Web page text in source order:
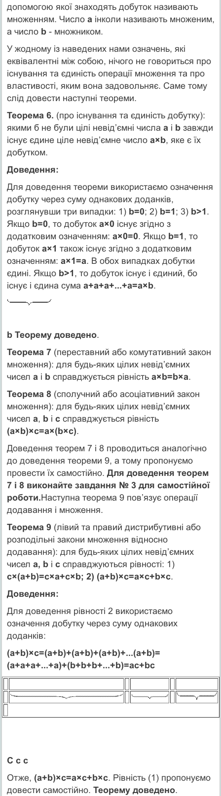
допомогою якої знаходять добуток називають
множенням. Число а інколи називають множеним,
а число b- множником.
У жодному із наведених нами означень, які
еквівалентні між собою, нічого не говориться про
існування та єдиність операції множення та про
властивості, яким вона задовольняє. Саме тому
слід довести наступні теореми.
Теорема 6. (про існування та єдиність добутку):
якими б не були цілі невід’ємні числа a і bзавжди
існує єдине ціле невід’ємне число a×b, яке є їх
добутком.
Доведення:
Для доведення теореми використаємо означення
добутку через суму однакових доданків,
розглянувши три випадки: 1) b=0; 2) b=1 ; 3) b>1 .
Якщо b=0, то добуток а×0 існує згідно з
додатковим означенням: а×0=0. Якщо b=1 , то
добуток а×1 також існує згідно з додатковим
означенням: а×1=а. В обох випадках добутки
єдині. Якщо b>1 , то добуток існує і єдиний, бо
існує і єдина сума а+а+а+...+а=а×b.
b Теорему доведено.
Теорема 7(переставний або комутативний закон
множення): для будь-яких цілих невід’ємних
чисел а і bсправджується рівність а×b=b×а.
Теорема 8(сполучний або асоціативний закон
множення): для будь-яких цілих невід’ємних
чисел а, bі ссправджується рівність
(а×b)×с=а×(b×с).
Доведення теорем 7 і 8 проводиться аналогічно
до доведення теореми 9, а тому пропонуємо
провести їх самостійно. Для доведення теорем
7 і 8 виконайте завдання № 3 для самостійної
роботи.Наступна теорема 9 пов’язує операції
додавання і множення.
Теорема 9(лівий та правий дистрибутивні або
розподільні закони множення відносно
додавання): для будь-яких цілих невід’ємних
чисел а, bі ссправджуються рівності: 1)
с×(а+b)=с×а+с×b; 2) (а+b)×с=а×с+b×с.
Доведення:
Для доведення рівності 2 використаємо
означення добутку через суму однакових
доданків:
(а+b)×с=(а+b)+(а+b)+(а+b)+...(а+b)=
(а+а+а+...+а)+(b+b+b+...+b)=ас+bс
С с с
Отже, (а+b)×с=а×с+b×с. Рівність (1) пропонуємо
довести самостійно. Теорему доведено.